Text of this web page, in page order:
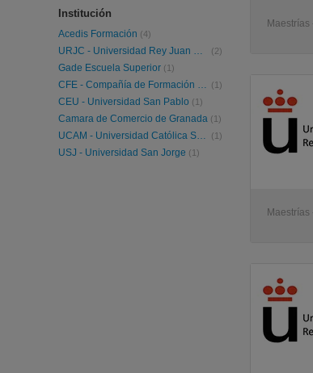
Institución
Acedis Formación (4)
URJC - Universidad Rey Juan Carlos (2)
Gade Escuela Superior (1)
CFE - Compañía de Formación Empresarial (1)
CEU - Universidad San Pablo (1)
Camara de Comercio de Granada (1)
UCAM - Universidad Católica San Antonio Murcia (1)
USJ - Universidad San Jorge (1)
Maestrías
Maestrías